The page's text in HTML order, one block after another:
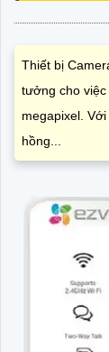
Thiết bị
tưởng cho
megapixel.
hồng...